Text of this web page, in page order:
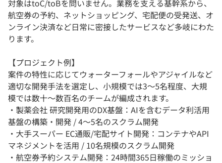
対象はtoC/toBを問いません。業務を支える基幹系から、
航空券の予約、ネットショッピング、宅配便の受発送、オ
ンライン決済など日常に密接したサービスなど多岐にわた
ります。
【プロジェクト例】
案件の特性に応じてウォーターフォールやアジャイルなど
適切な開発手法を選定し、小規模では3～5名程度、大規
模では数十～数百名のチームが編成されます。
・製薬会社 研究開発用のDX基盤：AIを含むデータ利活用
基盤の構築・開発 / 4～5名のスクラム開発
・大手スーパー EC通販/宅配サイト開発：コンテナやAPI
マネジメントを活用 / 10名規模のスクラム開発
・航空券予約システム開発：24時間365日稼働のミッショ